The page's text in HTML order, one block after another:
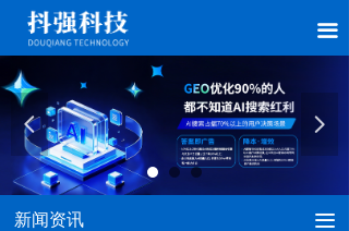
넳 넲
끀
新闻资讯 끀